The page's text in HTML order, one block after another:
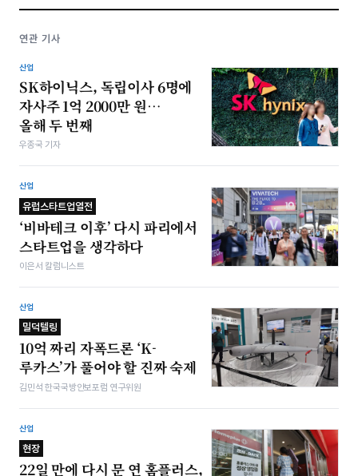
연관 기사
산업
SK하이닉스, 독립이사 6명에
자사주 1억 2000만 원…
올해 두 번째
우종국 기자
산업
유럽스타트업열전
‘비바테크 이후’ 다시 파리에서
스타트업을 생각하다
이은서 칼럼니스트
산업
밀덕텔링
10억 짜리 자폭드론 ‘K-
루카스’가 풀어야 할 진짜 숙제
김민석 한국국방안보포럼 연구위원
산업
현장
22일 만에 다시 문 연 홈플러스,